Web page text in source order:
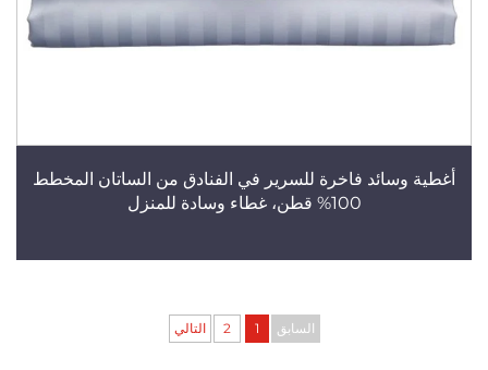
أغطية وسائد فاخرة للسرير في الفنادق من الساتان المخطط
100% قطن، غطاء وسادة للمنزل
السابق 1
2 التالي